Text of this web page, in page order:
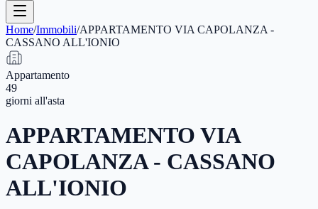
Home/Immobili/APPARTAMENTO VIA CAPOLANZA -
CASSANO ALL'IONIO
Appartamento
49
giorni all'asta
APPARTAMENTO VIA
CAPOLANZA - CASSANO
ALL'IONIO